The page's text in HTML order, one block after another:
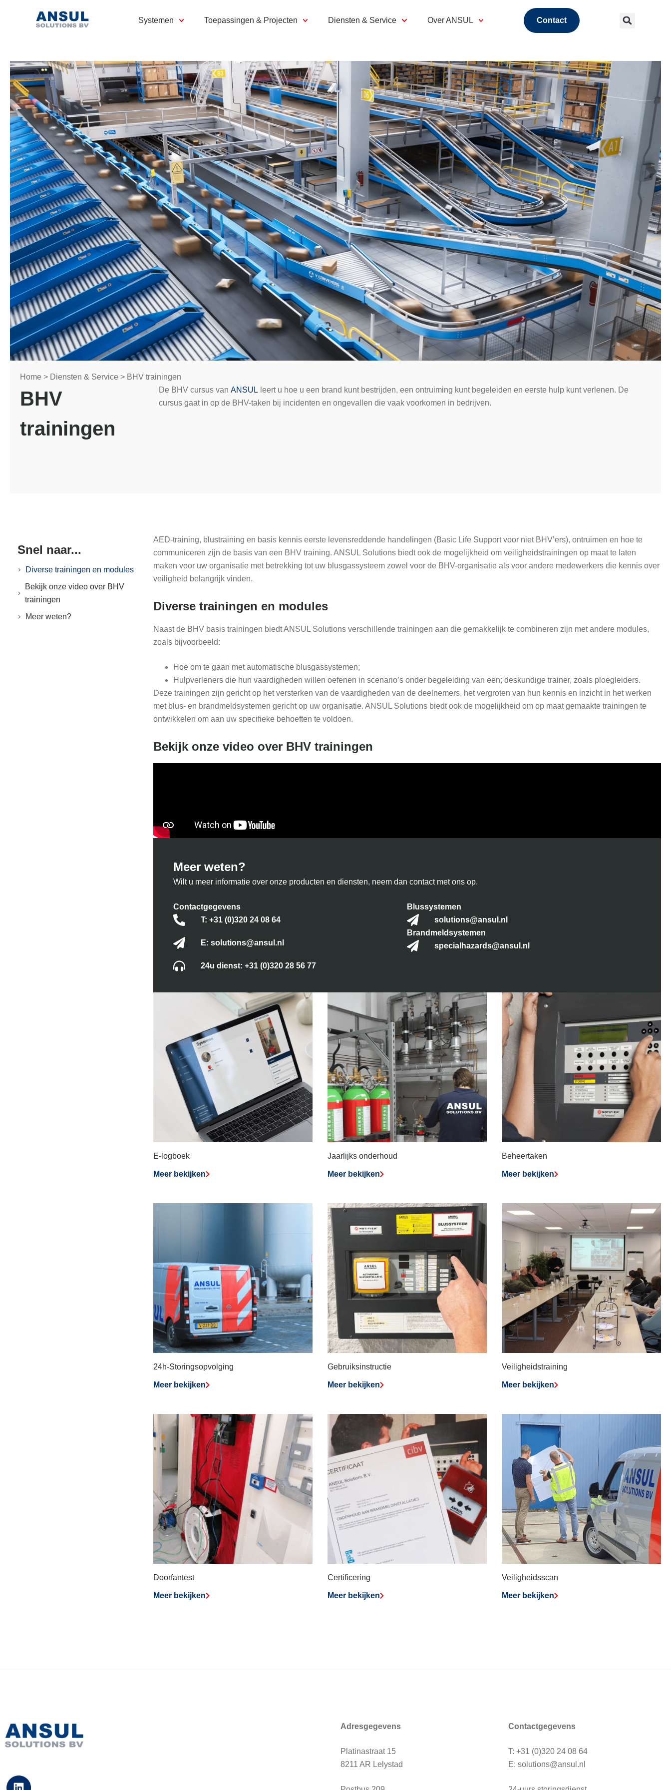
Systemen Toepassingen & Projecten Diensten & Service Over ANSUL Contact
Home > Diensten & Service > BHV trainingen
BHV
trainingen
De BHV cursus vanANSUL leert u hoe u een brand kunt bestrijden, een ontruiming kunt begeleiden en eerste hulp kunt verlenen. De
cursus gaat in op de BHV-taken bij incidenten en ongevallen die vaak voorkomen in bedrijven.
Snel naar...
Diverse trainingen en modules
Bekijk onze video over BHV
trainingen
Meer weten?
AED-training, blustraining en basis kennis eerste levensreddende handelingen (Basic Life Support voor niet BHV’ers), ontruimen en hoe te
communiceren zijn de basis van een BHV training. ANSUL Solutions biedt ook de mogelijkheid om veiligheidstrainingen op maat te laten
maken voor uw organisatie met betrekking tot uw blusgassysteem zowel voor de BHV-organisatie als voor andere medewerkers die kennis over
veiligheid belangrijk vinden.
Diverse trainingen en modules
Naast de BHV basis trainingen biedt ANSUL Solutions verschillende trainingen aan die gemakkelijk te combineren zijn met andere modules,
zoals bijvoorbeeld:
Hoe om te gaan met automatische blusgassystemen;
Hulpverleners die hun vaardigheden willen oefenen in scenario’s onder begeleiding van een; deskundige trainer, zoals ploegleiders.
Deze trainingen zijn gericht op het versterken van de vaardigheden van de deelnemers, het vergroten van hun kennis en inzicht in het werken
met blus- en brandmeldsystemen gericht op uw organisatie. ANSUL Solutions biedt ook de mogelijkheid om op maat gemaakte trainingen te
ontwikkelen om aan uw specifieke behoeften te voldoen.
Bekijk onze video over BHV trainingen
Meer weten?
Wilt u meer informatie over onze producten en diensten, neem dan contact met ons op.
Contactgegevens
T: +31 (0)320 24 08 64
E: solutions@ansul.nl
24u dienst: +31 (0)320 28 56 77
Blussystemen
solutions@ansul.nl
Brandmeldsystemen
specialhazards@ansul.nl
E-logboek
Meer bekijken
Jaarlijks onderhoud
Meer bekijken
Beheertaken
Meer bekijken
24h-Storingsopvolging
Meer bekijken
Gebruiksinstructie
Meer bekijken
Veiligheidstraining
Meer bekijken
Doorfantest
Meer bekijken
Certificering
Meer bekijken
Veiligheidsscan
Meer bekijken
Adresgegevens
Platinastraat 15
8211 AR Lelystad
Contactgegevens
T: +31 (0)320 24 08 64
E: solutions@ansul.nl